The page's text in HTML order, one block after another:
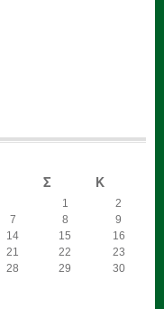
Σ Κ
1
2
7 8
9
14 15
16
21 22
23
28 29
30